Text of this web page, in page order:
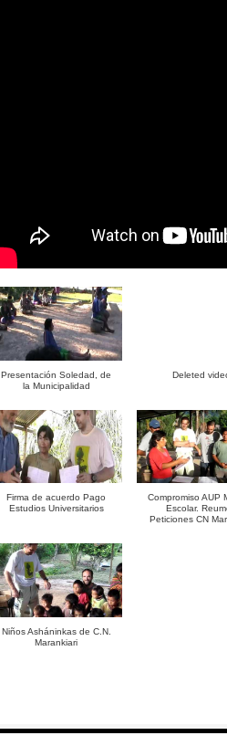
Presentación Soledad, de
la Municipalidad
Deleted
Firma de acuerdo Pago
Estudios Universitarios
Compromiso AUP
Escolar.
Peticiones CN
Niños Asháninkas de C.N.
Marankiari